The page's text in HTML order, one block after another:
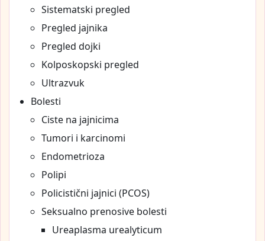
Sistematski pregled
Pregled jajnika
Pregled dojki
Kolposkopski pregled
Ultrazvuk
Bolesti
Ciste na jajnicima
Tumori i karcinomi
Endometrioza
Polipi
Policistični jajnici (PCOS)
Seksualno prenosive bolesti
Ureaplasma urealyticum